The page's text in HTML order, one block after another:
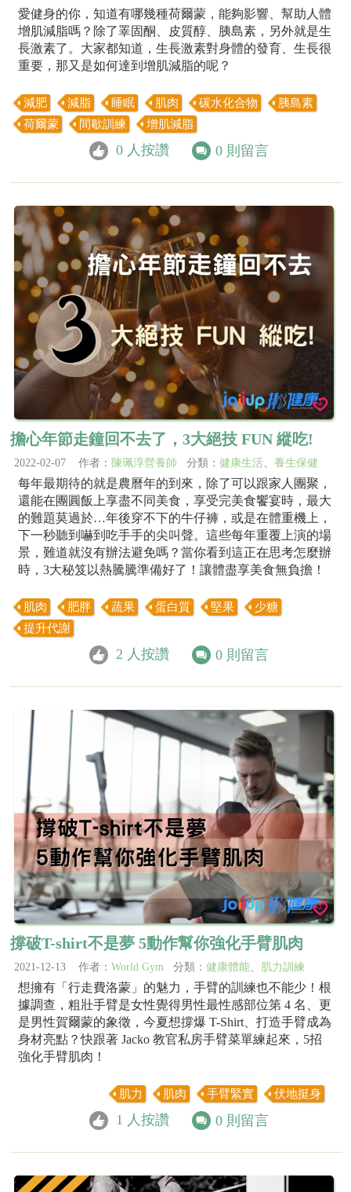
愛健身的你，知道有哪幾種荷爾蒙，能夠影響、幫助人體
增肌減脂嗎？除了睪固酮、皮質醇、胰島素，另外就是生
長激素了。大家都知道，生長激素對身體的發育、生長很
重要，那又是如何達到增肌減脂的呢？
減肥 減脂 睡眠 肌肉 碳水化合物
胰島素
荷爾蒙
間歇訓練 增肌減脂
0 人按讚 0 則留言
擔心年節走鐘回不去了，3大絕技 FUN 縱吃!
2022-02-07 作者： 陳珮淳營養師 分類： 健康生活、 養生保健
每年最期待的就是農曆年的到來，除了可以跟家人團聚，
還能在團圓飯上享盡不同美食，享受完美食饗宴時，最大
的難題莫過於…年後穿不下的牛仔褲，或是在體重機上，
下一秒聽到嚇到吃手手的尖叫聲。這些每年重覆上演的場
景，難道就沒有辦法避免嗎？當你看到這正在思考怎麼辦
時，3大秘笈以熱騰騰準備好了！讓體盡享美食無負擔！
肌肉 肥胖 蔬果 蛋白質 堅果
少糖
提升代謝
2 人按讚 0 則留言
撐破T-shirt不是夢 5動作幫你強化手臂肌肉
2021-12-13 作者： World Gym 分類： 健康體能、 肌力訓練
想擁有「行走費洛蒙」的魅力，手臂的訓練也不能少！根
據調查，粗壯手臂是女性覺得男性最性感部位第 4 名、更
是男性賀爾蒙的象徵，今夏想撐爆 T-Shirt、打造手臂成為
身材亮點？快跟著 Jacko 教官私房手臂菜單練起來，5招
強化手臂肌肉！
肌力 肌肉 手臂緊實 伏地挺身
1 人按讚 0 則留言